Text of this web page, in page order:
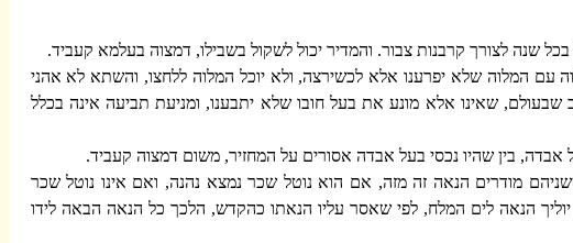
שנה לצורך קרבנות צבור. והמדיר יכול לשקול בשבילו, דמצוה בעלמא קעביד.
עם המלוה שלא יפרענו אלא לכשירצה, ולא יוכל המלוה ללחצו, והשתא לא אהני
שבעולם, שאינו אלא מונע את בעל חובו שלא יתבענו, ומניעת תביעה אינה בכלל
אבדה, בין שהיו נכסי בעל אבדה אסורים על המחזיר, משום דמצוה קעביד.
מודרים הנאה זה מזה, אם הוא נוטל שכר נמצא נהנה, ואם אינו נוטל שכר
הנאה לים המלח, לפי שאסר עליו הנאתו כהקדש, הלכך כל הנאה הבאה לידו